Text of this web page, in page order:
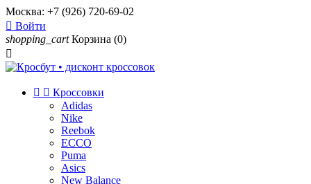
Москва: +7 (926) 720-69-02
 Войти
shopping_cart Корзина (0)

  Кроссовки
Adidas
Nike
Reebok
ECCO
Puma
Asics
New Balance